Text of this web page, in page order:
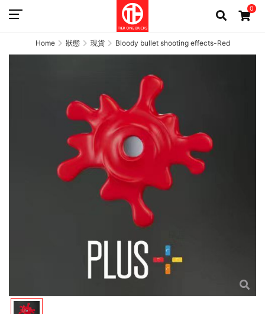
0
Home 狀態 現貨 Bloody bullet shooting effects-Red